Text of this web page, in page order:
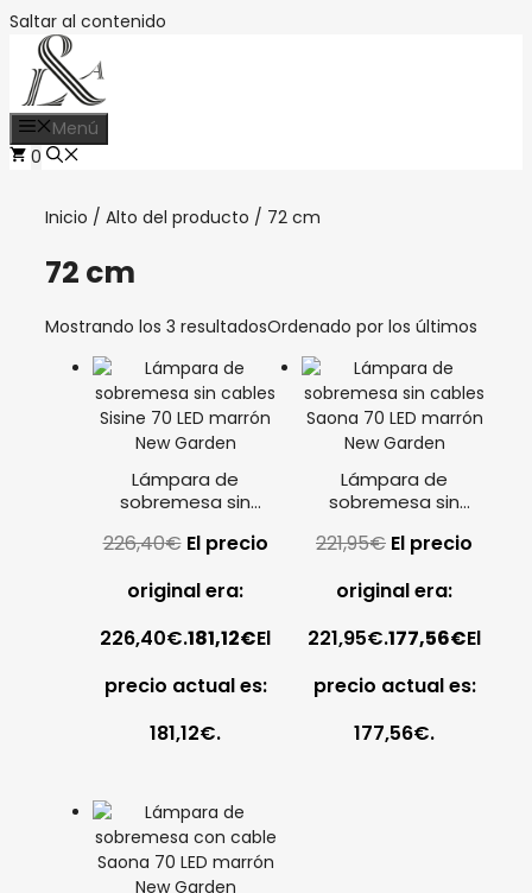
Saltar al contenido
Menú
0
Inicio / Alto del producto / 72 cm
72 cm
Mostrando los 3 resultadosOrdenado por los últimos
Lámpara de
sobremesa sin
marrón New Garden
226,40€ El precio
original era:
226,40€.181,12€El
precio actual es:
181,12€.
Lámpara de
sobremesa sin
marrón New Garden
221,95€ El precio
original era:
221,95€.177,56€El
precio actual es:
177,56€.